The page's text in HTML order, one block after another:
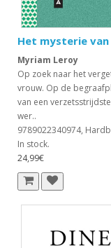
Het mysterie
Myriam Leroy
Op zoek naar het
vrouw. Op de
van een
wer..
9789022340974,
In stock.
24,99€